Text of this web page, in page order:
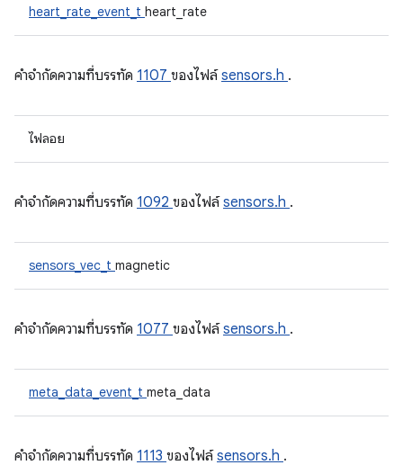
heart_rate_event_t heart_rate
คําจํากัดความที่บรรทัด 1107 ของไฟล์sensors.h .
ไฟลอย
คําจํากัดความที่บรรทัด 1092 ของไฟล์sensors.h .
sensors_vec_t magnetic
คําจํากัดความที่บรรทัด 1077 ของไฟล์sensors.h .
meta_data_event_t meta_data
คําจํากัดความที่บรรทัด 1113 ของไฟล์sensors.h .